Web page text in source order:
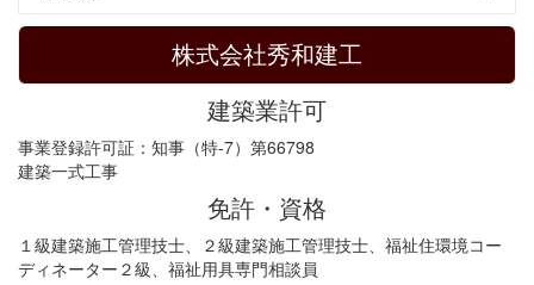
株式会社秀和建工
建築業許可
事業登録許可証：知事（特-7）第66798
建築一式工事
免許・資格
１級建築施工管理技士、２級建築施工管理技士、福祉住環境コー
ディネーター２級、福祉用具専門相談員